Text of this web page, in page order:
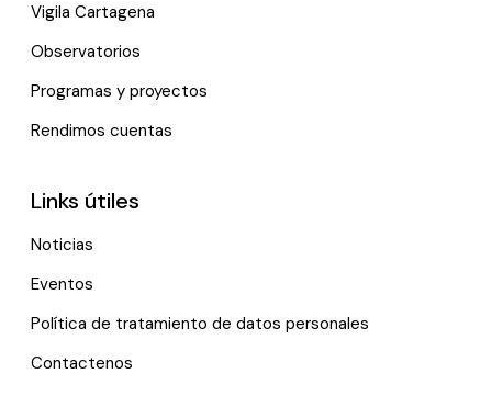
Vigila Cartagena
Observatorios
Programas y proyectos
Rendimos cuentas
Links útiles
Noticias
Eventos
Política de tratamiento de datos personales
Contactenos